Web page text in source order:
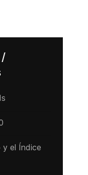
y el Índice